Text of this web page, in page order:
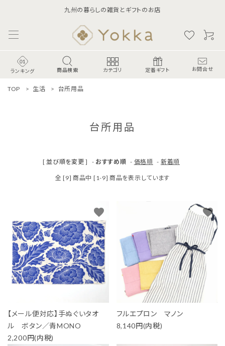
九州の暮らしの雑貨とギフトのお店
ランキング 商品検索 カテゴリ 定番ギフト お問合せ
生活-Life-
ファッション-Fashion-
詰め合わせ-Gift set-
価格から探す
TOP 生活 台所用品
台所用品
[ 並び順を変更 ] - おすすめ順 - 価格順 - 新着順
全 [9] 商品中 [1-9] 商品を表示しています
【メール便対応】手ぬぐいタオ
ル ボタン／青MONO
2,200円(内税)
favorite
フルエプロン マノン
8,140円(内税)
favorite